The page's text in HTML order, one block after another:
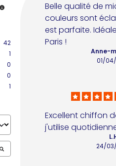
42
1
0
0
1
Belle qualité de
couleurs sont
est parfaite.
Paris !
01/
Anne-
Excellent chiffon
j'utilise
24/